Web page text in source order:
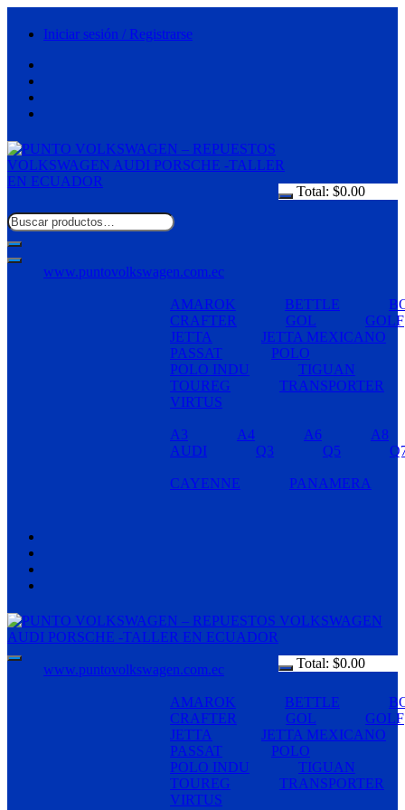
Iniciar sesión / Registrarse
Total: $0.00
www.puntovolkswagen.com.ec
AMAROK BETTLE
CRAFTER
GOL
GOLF
JETTA
JETTA MEXICANO
PASSAT
POLO
POLO INDU
TIGUAN
TOUREG
TRANSPORTER
VIRTUS
A3 A4 A6
A8
AUDI
Q3 Q5
CAYENNE PANAMERA
Total: $0.00
www.puntovolkswagen.com.ec
AMAROK BETTLE
CRAFTER
GOL
GOLF
JETTA
JETTA MEXICANO
PASSAT
POLO
POLO INDU
TIGUAN
TOUREG
TRANSPORTER
VIRTUS